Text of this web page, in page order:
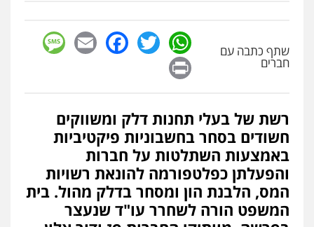
צווארון לבן מס הכנסה מע"מ
0506209859 שתף כתבה עם
חברים
WhatsApp
Twitter
Facebook
Email
רשת של בעלי תחנות דלק ומשווקים
חשודים בסחר בחשבוניות פיקטיביות
באמצעות השתלטות על חברות
והפעלתן כפלטפורמה להונאת רשויות
המס, הלבנת הון ומסחר בדלק מהול. בית
המשפט הורה לשחרר עו"ד שנעצר